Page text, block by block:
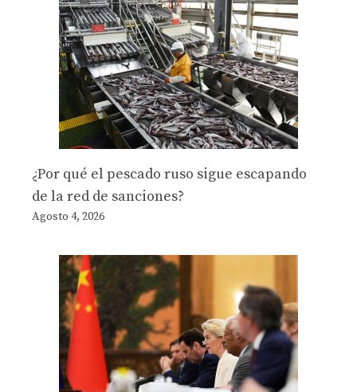
¿Por qué el pescado ruso sigue escapando
de la red de sanciones?
Agosto 4, 2026